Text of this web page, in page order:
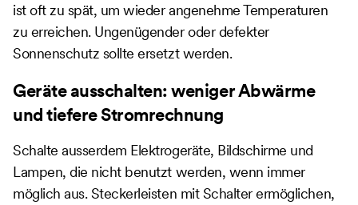
ist oft zu spät, um wieder angenehme Temperaturen
zu erreichen. Ungenügender oder defekter
Sonnenschutz sollte ersetzt werden.
Geräte ausschalten: weniger Abwärme
und tiefere Stromrechnung
Schalte ausserdem Elektrogeräte, Bildschirme und
Lampen, die nicht benutzt werden, wenn immer
möglich aus. Steckerleisten mit Schalter ermöglichen,